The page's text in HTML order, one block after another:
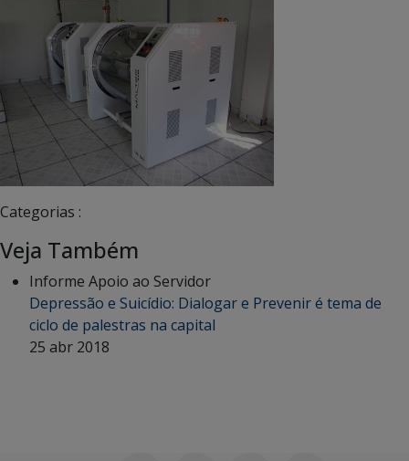
Categorias :
Veja Também
Informe Apoio ao Servidor
Depressão e Suicídio: Dialogar e Prevenir é tema de
ciclo de palestras na capital
25 abr 2018